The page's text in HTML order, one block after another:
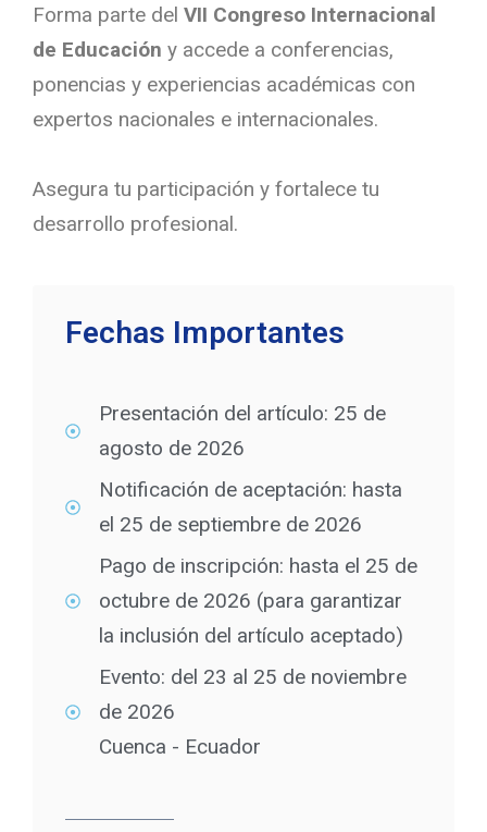
Forma parte del VII Congreso Internacional
de Educación y accede a conferencias,
ponencias y experiencias académicas con
expertos nacionales e internacionales.
Asegura tu participación y fortalece tu
desarrollo profesional.
Fechas Importantes
Presentación del artículo: 25 de
agosto de 2026
Notificación de aceptación: hasta
el 25 de septiembre de 2026
Pago de inscripción: hasta el 25 de
octubre de 2026 (para garantizar
la inclusión del artículo aceptado)
Evento: del 23 al 25 de noviembre
de 2026
Cuenca - Ecuador